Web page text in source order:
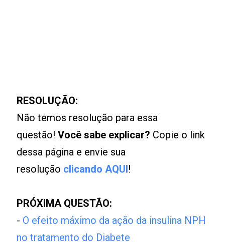
RESOLUÇÃO:
Não temos resolução para essa
questão!Você sabe explicar? Copie o link
dessa página e envie sua
resolução clicando AQUI!
PRÓXIMA QUESTÃO:
- O efeito máximo da ação da insulina NPH
no tratamento do Diabete